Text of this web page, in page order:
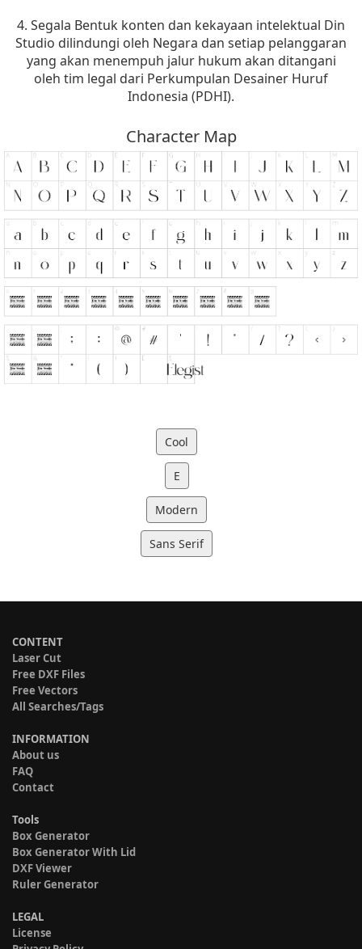
4. Segala Bentuk konten dan kekayaan intelektual Din
Studio dilindungi oleh Negara dan setiap pelanggaran
yang akan menempuh jalur hukum akan ditangani
oleh tim legal dari Perkumpulan Desainer Huruf
Indonesia (PDHI).
Character Map
Cool
E
Modern
Sans Serif
CONTENT
Laser Cut
Free DXF Files
Free Vectors
All Searches/Tags
INFORMATION
About us
FAQ
Contact
Tools
Box Generator
Box Generator With Lid
DXF Viewer
Ruler Generator
LEGAL
License